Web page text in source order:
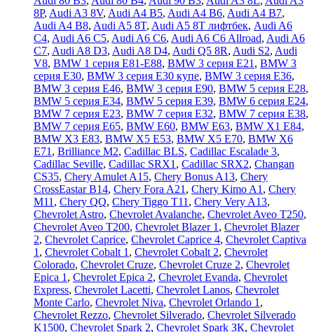
8P, Audi A3 8V, Audi A4 B5, Audi A4 B6, Audi A4 B7,
Audi A4 B8, Audi A5 8T, Audi A5 8T лифтбек, Audi A6
C4, Audi A6 C5, Audi A6 C6, Audi A6 C6 Allroad, Audi A6
C7, Audi A8 D3, Audi A8 D4, Audi Q5 8R, Audi S2, Audi
V8, BMW 1 серия E81-E88, BMW 3 серия E21 , BMW 3
серия E30, BMW 3 серия E30 купе, BMW 3 серия E36,
BMW 3 серия E46, BMW 3 серия E90, BMW 5 серия E28,
BMW 5 серия E34, BMW 5 серия E39, BMW 6 серия E24,
BMW 7 серия E23, BMW 7 серия E32, BMW 7 серия E38,
BMW 7 серия E65, BMW E60, BMW E63, BMW X1 E84,
BMW X3 E83, BMW X5 E53, BMW X5 E70, BMW X6
E71 , Brilliance M2, Cadillac BLS, Cadillac Escalade 3,
Cadillac Seville, Cadillac SRX1 , Cadillac SRX2, Changan
CS35, Chery Amulet A15, Chery Bonus A13, Chery
CrossEastar B14, Chery Fora A21 , Chery Kimo A1 , Chery
M11 , Chery QQ, Chery Tiggo T11 , Chery Very A13,
Chevrolet Astro, Chevrolet Avalanche, Chevrolet Aveo T250,
Chevrolet Aveo Т200, Chevrolet Blazer 1 , Chevrolet Blazer
2, Chevrolet Caprice, Chevrolet Caprice 4, Chevrolet Captiva
1 , Chevrolet Cobalt 1 , Chevrolet Cobalt 2, Chevrolet
Colorado, Chevrolet Cruze, Chevrolet Cruze 2, Chevrolet
Epica 1 , Chevrolet Epica 2, Chevrolet Evanda, Chevrolet
Express, Chevrolet Lacetti, Chevrolet Lanos, Chevrolet
Monte Carlo, Chevrolet Niva, Chevrolet Orlando 1 ,
Chevrolet Rezzo, Chevrolet Silverado, Chevrolet Silverado
K1500, Chevrolet Spark 2, Chevrolet Spark ЗК, Chevrolet